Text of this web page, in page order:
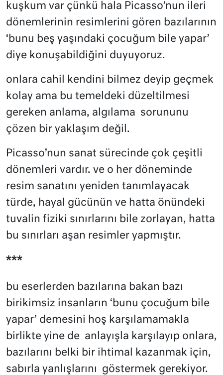
kuşkum var çünkü hala Picasso’nun ileri
dönemlerinin resimlerini gören bazılarının
‘bunu beş yaşındaki çocuğum bile yapar’
diye konuşabildiğini duyuyoruz.
onlara cahil kendini bilmez deyip geçmek
kolay ama bu temeldeki düzeltilmesi
gereken anlama, algılama sorununu
çözen bir yaklaşım değil.
Picasso’nun sanat sürecinde çok çeşitli
dönemleri vardır. ve o her döneminde
resim sanatını yeniden tanımlayacak
türde, hayal gücünün ve hatta önündeki
tuvalin fiziki sınırlarını bile zorlayan, hatta
bu sınırları aşan resimler yapmıştır.
***
bu eserlerden bazılarına bakan bazı
birikimsiz insanların ‘bunu çocuğum bile
yapar’ demesini hoş karşılamamakla
birlikte yine de anlayışla karşılayıp onlara,
bazılarını belki bir ihtimal kazanmak için,
sabırla yanlışlarını
göstermek gerekiyor.